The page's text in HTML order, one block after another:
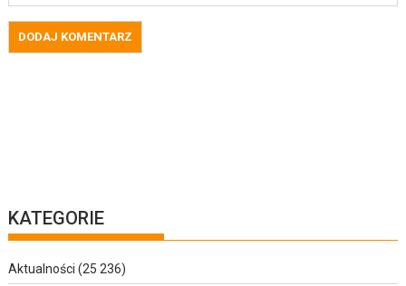
KATEGORIE
Aktualności (25 236)